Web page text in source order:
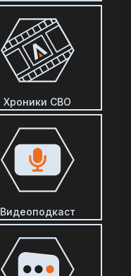
Хроники СВО
Видеоподкаст